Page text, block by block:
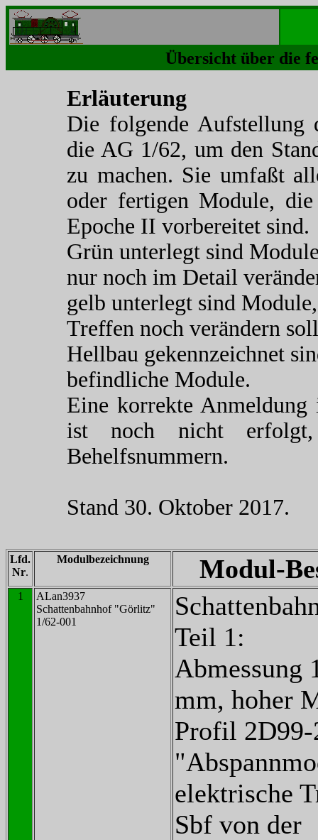
Übersicht über die
Erläuterung
Die folgende
die AG 1/62, um den
zu machen. Sie umfaßt
oder fertigen Module,
Epoche II vorbereitet sind.
Grün unterlegt sind
nur noch im Detail
gelb unterlegt sind
Treffen noch verändern
Hellbau gekennzeichnet
befindliche Module.
Eine korrekte Anmeldung
ist noch nicht
Behelfsnummern.
Stand 30. Oktober 2017.
Lfd.
Nr.
Modulbezeichnung Modul-
1
ALan3937
Schattenbahnhof "Görlitz"
1/62-001
Teil 1:
Abmessung
mm, hoher
Profil
elektrische
Sbf von der